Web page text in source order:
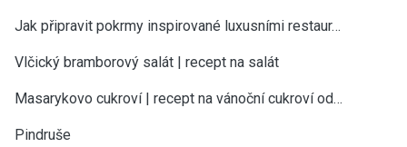
Jak připravit pokrmy inspirované luxusními restaur…
Vlčický bramborový salát | recept na salát
Masarykovo cukroví | recept na vánoční cukroví od…
Pindruše